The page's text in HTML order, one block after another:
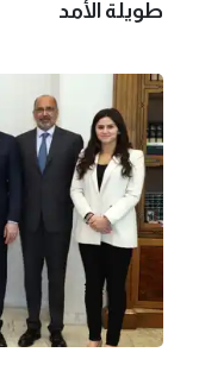
طويلة الأمد